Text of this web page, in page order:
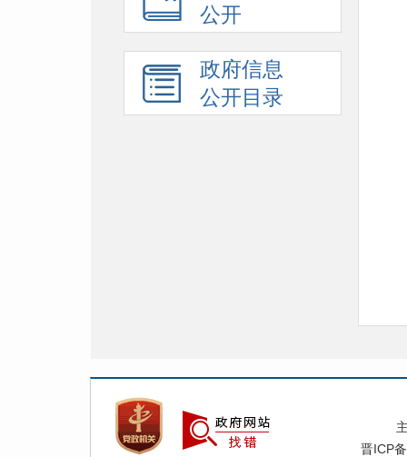
公开
政府信息
公开目录
晋ICP